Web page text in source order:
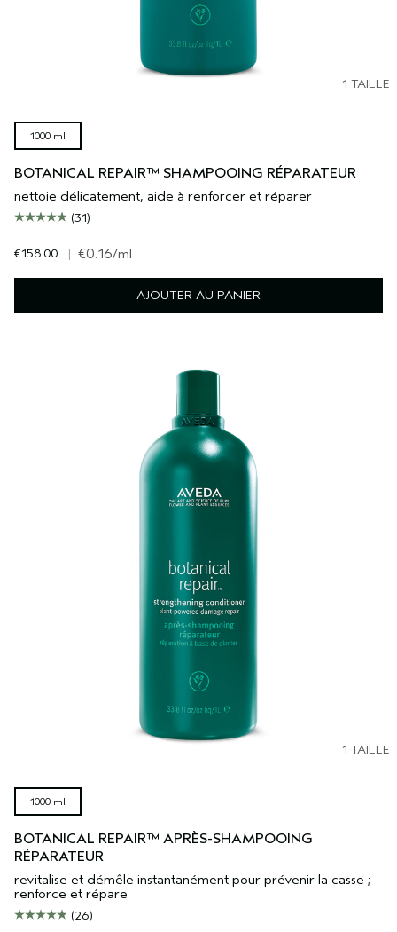
1 TAILLE
1000 ml
BOTANICAL REPAIR™ SHAMPOOING RÉPARATEUR
nettoie délicatement, aide à renforcer et réparer
(31)
€158.00 | €0.16/ml
AJOUTER AU PANIER
1 TAILLE
1000 ml
BOTANICAL REPAIR™ APRÈS-SHAMPOOING
RÉPARATEUR
revitalise et démêle instantanément pour prévenir la casse ;
renforce et répare
(26)